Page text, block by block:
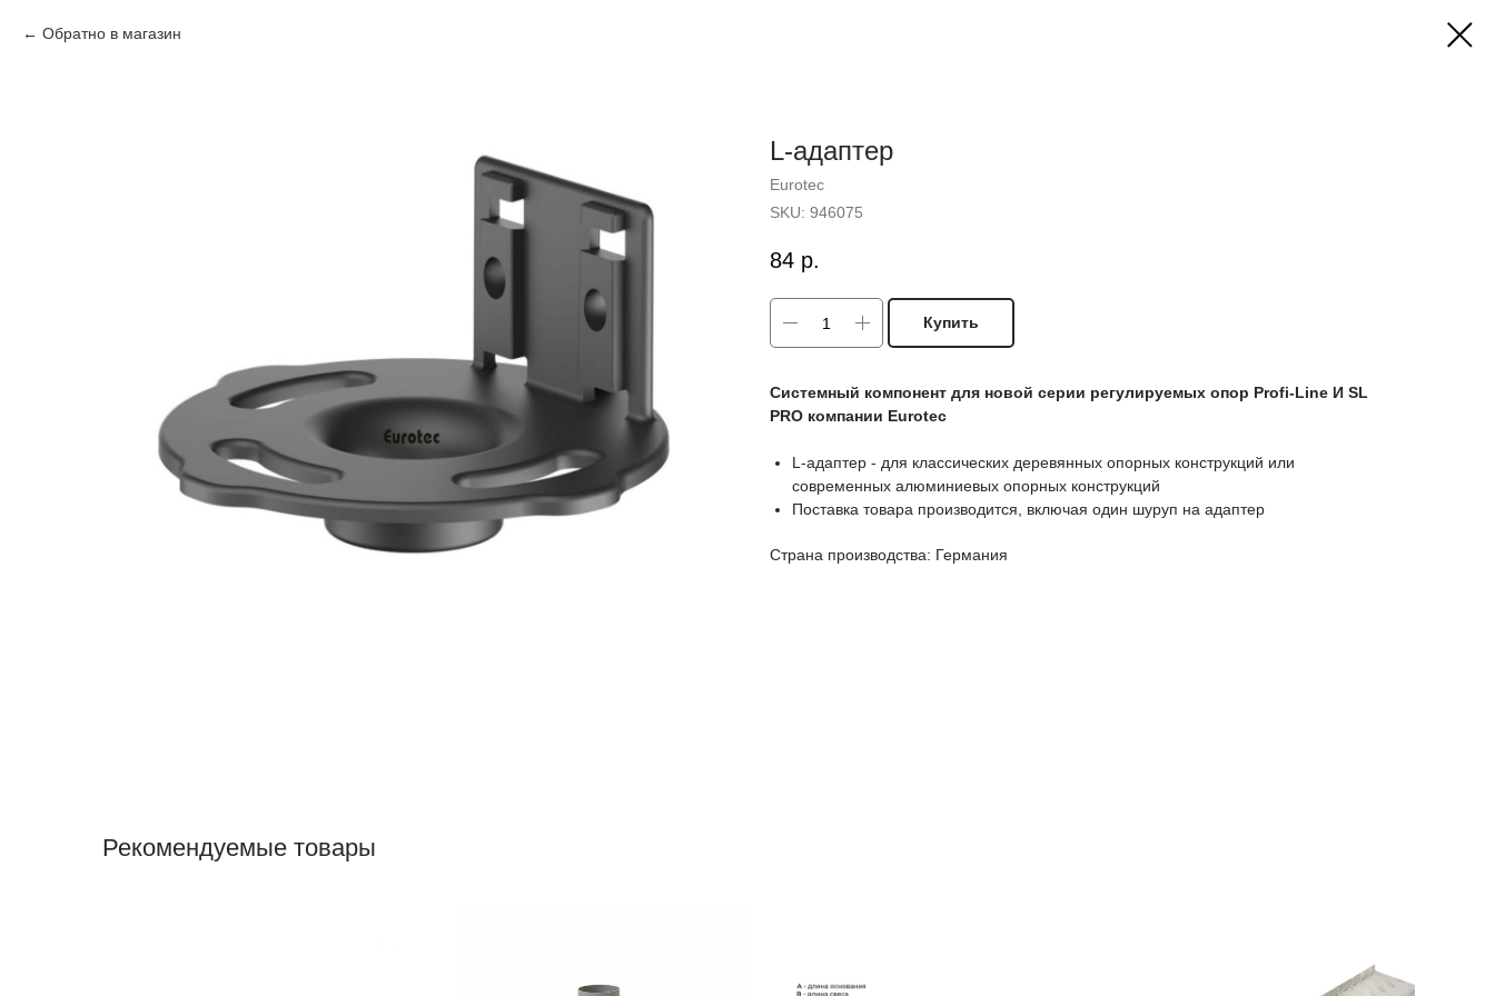
Обратно в магазин
L-адаптер
Eurotec
SKU: 946075
84 р.
Купить
Системный компонент для новой серии регулируемых опор Profi-Line И SL
PRO компании Eurotec
L-адаптер - для классических деревянных опорных конструкций или
современных алюминиевых опорных конструкций
Поставка товара производится, включая один шуруп на адаптер
Страна производства: Германия
Рекомендуемые товары